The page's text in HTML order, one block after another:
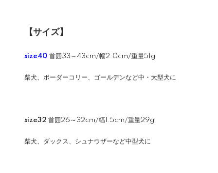
【サイズ】
size40 首囲33～43cm/幅2.0cm/重量51g
柴犬、ボーダーコリー、ゴールデンなど中・大型犬に
size32 首囲26～32cm/幅1.5cm/重量29g
柴犬、ダックス、シュナウザーなど中型犬に